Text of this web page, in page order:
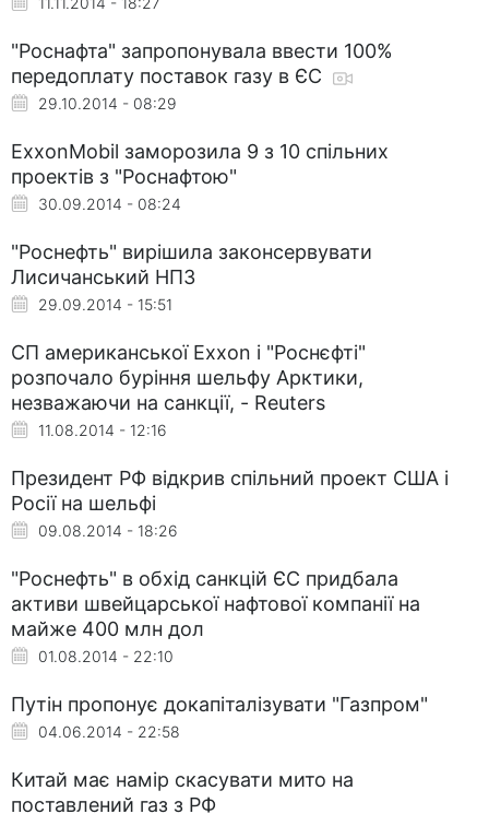
"Роснафта" запропонувала ввести 100%
передоплату поставок газу в ЄС
29.10.2014 - 08:29
ExxonMobil заморозила 9 з 10 спільних
проектів з "Роснафтою"
30.09.2014 - 08:24
"Роснефть" вирішила законсервувати
Лисичанський НПЗ
29.09.2014 - 15:51
СП американської Exxon і "Роснєфті"
розпочало буріння шельфу Арктики,
незважаючи на санкції, - Reuters
11.08.2014 - 12:16
Президент РФ відкрив спільний проект США і
Росії на шельфі
09.08.2014 - 18:26
"Роснефть" в обхід санкцій ЄС придбала
активи швейцарської нафтової компанії на
майже 400 млн дол
01.08.2014 - 22:10
Путін пропонує докапіталізувати "Газпром"
04.06.2014 - 22:58
Китай має намір скасувати мито на
поставлений газ з РФ